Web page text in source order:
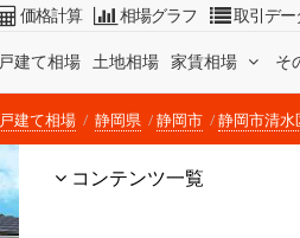
戸建て相場 土地相場 家賃相場 そ
価格計算 相場グラフ 取引デー
戸建て相場 静岡県 静岡市 静岡市清水
コンテンツ一覧